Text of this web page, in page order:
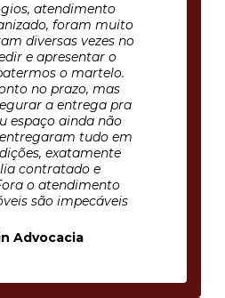
atendimento
foram muito
diversas vezes no
e apresentar o
o martelo.
no prazo, mas
a entrega pra
espaço ainda não
tudo em
exatamente
contratado e
o atendimento
são impecáveis
Advocacia